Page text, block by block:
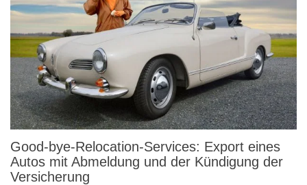
Good-bye-Relocation-Services: Export eines
Autos mit Abmeldung und der Kündigung der
Versicherung